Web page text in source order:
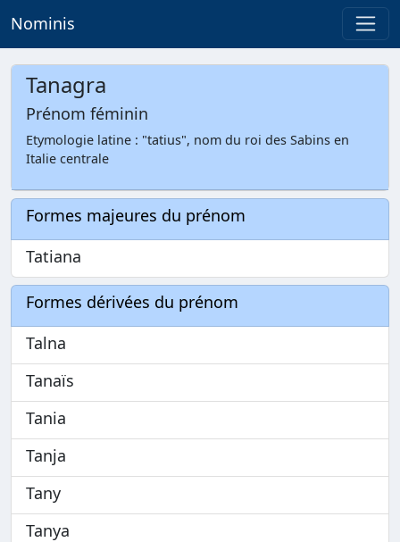
Nominis
Tanagra
Prénom féminin
Etymologie latine : "tatius", nom du roi des Sabins en
Italie centrale
Formes majeures du prénom
Tatiana
Formes dérivées du prénom
Talna
Tanaïs
Tania
Tanja
Tany
Tanya